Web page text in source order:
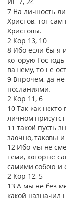
7 На личность
Христов, тот сам
Христовы.
2 Кор 13, 10
8 Ибо если бы я
которую
вашему, то не
9 Впрочем, да не
посланиями.
2 Кор 11, 6
10 Так как некто
личном
11 такой пусть
заочно, таковы
12 Ибо мы не
теми, которые
самими собою и
2 Кор 12, 5
13 А мы не без
какой назначил